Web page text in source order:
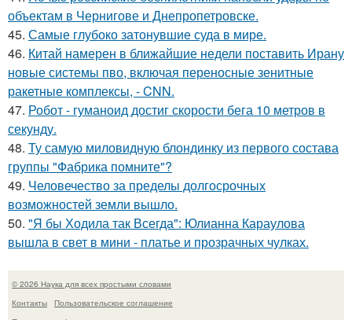
объектам в Чернигове и Днепропетровске.
45. Самые глубоко затонувшие суда в мире.
46. Китай намерен в ближайшие недели поставить Ирану
новые системы пво, включая переносные зенитные
ракетные комплексы, - CNN.
47. Робот - гуманоид достиг скорости бега 10 метров в
секунду.
48. Ту самую миловидную блондинку из первого состава
группы "Фабрика помните"?
49. Человечество за пределы долгосрочных
возможностей земли вышло.
50. "Я бы Ходила так Всегда": Юлианна Караулова
вышла в свет в мини - платье и прозрачных чулках.
© 2026 Наука для всех простыми словами
Контакты
Пользовательское соглашение